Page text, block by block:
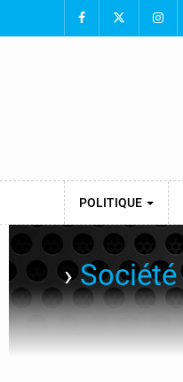
POLITIQUE
›Société